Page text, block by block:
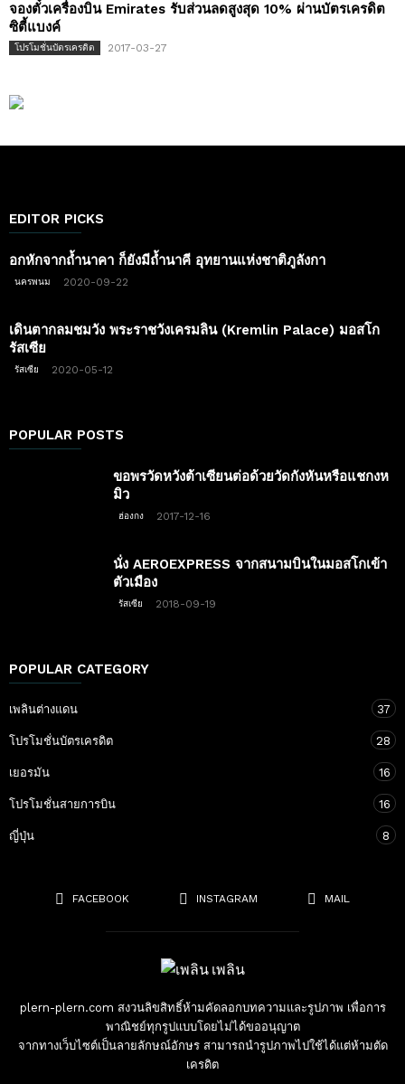
จองตั๋วเครื่องบิน Emirates รับส่วนลดสูงสุด 10% ผ่านบัตรเครดิต
ซิตี้แบงค์
โปรโมชั่นบัตรเครดิต 2017-03-27
EDITOR PICKS
อกหักจากถ้ำนาคา ก็ยังมีถ้ำนาคี อุทยานแห่งชาติภูลังกา
นครพนม 2020-09-22
เดินตากลมชมวัง พระราชวังเครมลิน (Kremlin Palace) มอสโก
รัสเซีย
รัสเซีย 2020-05-12
POPULAR POSTS
ขอพรวัดหวังต้าเซียนต่อด้วยวัดกังหันหรือแชกงห
มิว
ฮ่องกง 2017-12-16
นั่ง AEROEXPRESS จากสนามบินในมอสโกเข้า
ตัวเมือง
รัสเซีย 2018-09-19
POPULAR CATEGORY
เพลินต่างแดน 37
โปรโมชั่นบัตรเครดิต 28
เยอรมัน 16
โปรโมชั่นสายการบิน 16
ญี่ปุ่น 8
FACEBOOK INSTAGRAM MAIL
plern-plern.com สงวนลิขสิทธิ์ห้ามคัดลอกบทความและรูปภาพ เพื่อการ
พาณิชย์ทุกรูปแบบโดยไม่ได้ขออนุญาต
จากทางเว็บไซต์เป็นลายลักษณ์อักษร สามารถนำรูปภาพไปใช้ได้แต่ห้ามตัด
เครดิต